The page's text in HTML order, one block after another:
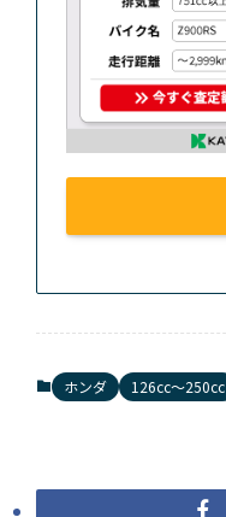
ホンダ 126cc〜250cc